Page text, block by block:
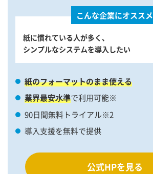
こんな企業にオススメ
紙に慣れている人が多く、
シンプルなシステムを導入したい
紙のフォーマットのまま使える
業界最安⽔準で利⽤可能※
90日間無料トライアル※2
導入支援を無料で提供
公式HPを見る